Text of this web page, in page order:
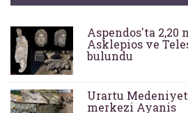
Aspendos'ta
Asklepios ve
bulundu
Urartu
merkezi Ayanis